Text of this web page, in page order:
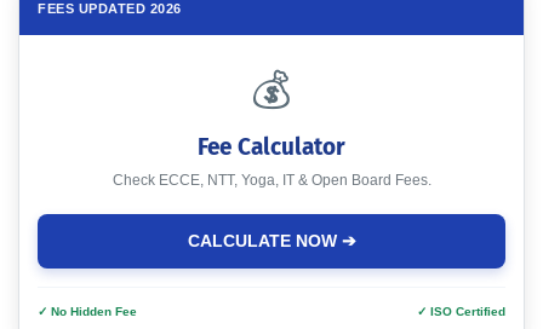
FEES UPDATED 2026
💰
Fee Calculator
Check ECCE, NTT, Yoga, IT & Open Board Fees.
CALCULATE NOW ➔
✓ No Hidden Fee ✓ ISO Certified